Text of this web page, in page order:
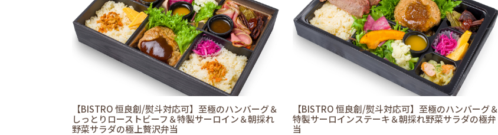
【BISTRO 恒良創/熨斗対応可】至極のハンバーグ＆
しっとりローストビーフ＆特製サーロイン＆朝採れ
野菜サラダの極上贅沢弁当
【BISTRO 恒良創/熨斗対応可】至極のハンバーグ＆
特製サーロインステーキ＆朝採れ野菜サラダの極弁
当